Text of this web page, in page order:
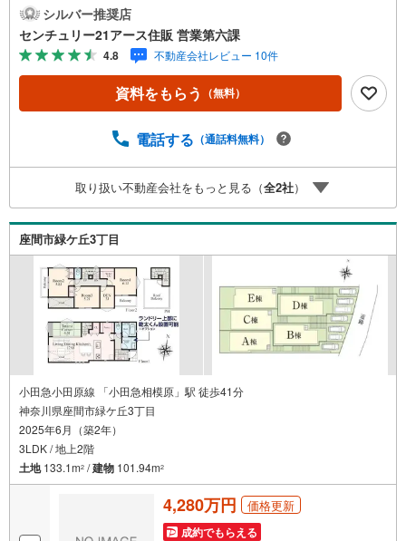
ーズになります。【センチュリー21アース住販のポイン
ト】◆センチュリオン獲得店舗◆全国約970店舗あるセンチ
ュリー21のお店。その中でも、アメリカ本部が設ける一定
基準を満たした、上位4％しか受賞できない賞。それが「セ
ンチュリオン」です。弊社はそのセンチュリオンを2002年
から欠かすことなく取り続けております。◆住宅ローン相
入の際に実際かかる諸費用の概算も行っております。人生
のアドバイスをさせて頂きます。◆優遇金利にこだわる◆
大きな金額を長期間で返済する住宅ローンは優遇金利が0.
1％変わるだけで、支払い総額に大きな変化が生じます。取
引の多い弊社は金融機関の特色、傾向、トレンドを熟知し
ておりますので、お客様のニーズにあった金融機関をご紹
介させて頂きます。
シルバー推奨店
センチュリー21アース住販 営業第六課
4.8 不動産会社レビュー 10件
資料をもらう （無料）
電話する （通話料無料）
取り扱い不動産会社をもっと見る（全2社）
座間市緑ケ丘3丁目
小田急小田原線 「小田急相模原」駅 徒歩41分
神奈川県座間市緑ケ丘3丁目
2025年6月（築2年）
3LDK / 地上2階
土地133.1m2 /建物 101.94m2
4,280万円 価格更新
成約でもらえる